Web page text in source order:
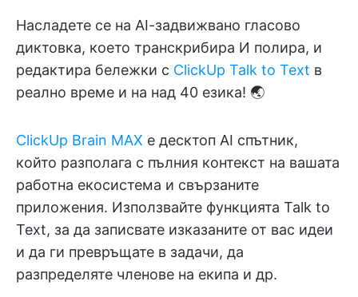
Насладете се на AI-задвижвано гласово
диктовка, което транскрибира И полира, и
редактира бележки с ClickUp Talk to Text в
реално време и на над 40 езика! 🌏
ClickUp Brain MAX е десктоп AI спътник,
който разполага с пълния контекст на вашата
работна екосистема и свързаните
приложения. Използвайте функцията Talk to
Text, за да записвате изказаните от вас идеи
и да ги превръщате в задачи, да
разпределяте членове на екипа и др.